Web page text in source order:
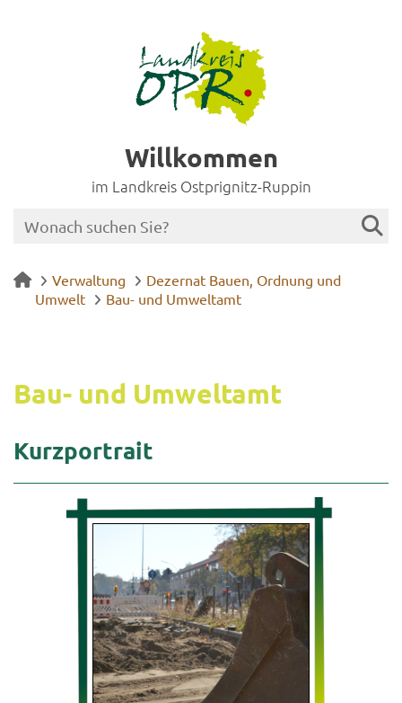
Willkommen
im Landkreis Ostprignitz-Ruppin
Verwaltung
Dezernat Bauen, Ordnung und
Umwelt
Bau- und Umweltamt
Bau- und Um­welt­amt
Kurz­por­trait